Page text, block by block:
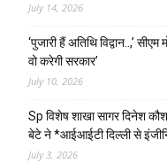
July 14, 2026
‘पुजारी हैं अतिथि विद्वान..,’
वो करेगी सरकार’
July 10, 2026
Sp विशेष शाखा सागर दिनेश
बेटे ने *आईआईटी दिल्ली से
July 3, 2026